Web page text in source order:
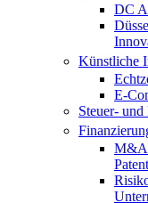
DC
Künstliche
E-
Steuer- und
M&A